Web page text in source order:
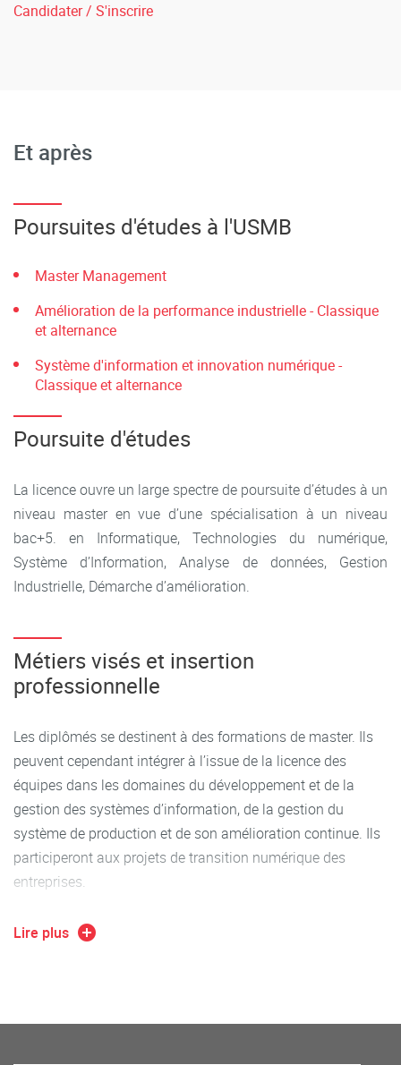
Candidater / S'inscrire
Et après
Poursuites d'études à l'USMB
Master Management
Amélioration de la performance industrielle - Classique
et alternance
Système d'information et innovation numérique -
Classique et alternance
Poursuite d'études
La licence ouvre un large spectre de poursuite d’études à un
niveau master en vue d’une spécialisation à un niveau
bac+5. en Informatique, Technologies du numérique,
Système d’Information, Analyse de données, Gestion
Industrielle, Démarche d’amélioration.
Métiers visés et insertion
professionnelle
Les diplômés se destinent à des formations de master. Ils
peuvent cependant intégrer à l’issue de la licence des
équipes dans les domaines du développement et de la
gestion des systèmes d’information, de la gestion du
système de production et de son amélioration continue. Ils
participeront aux projets de transition numérique des
entreprises.
Quelques exemples de métier à l’issue de la licence :
Lire plus